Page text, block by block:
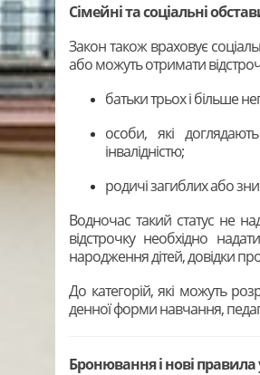
Сімейні та соціальні
Закон також враховує
або можуть отримати
батьки трьох і більше
особи, які
інвалідністю;
родичі загиблих або
Водночас такий статус не
відстрочку необхідно
народження дітей, довідки
До категорій, які можуть
денної форми навчання,
Бронювання і нові правила